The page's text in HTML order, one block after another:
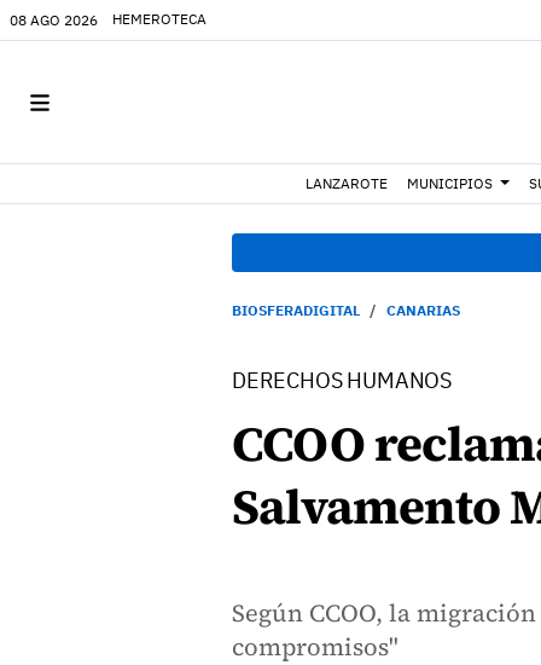
08 AGO 2026 HEMEROTECA
LANZAROTE MUNICIPIOS
BIOSFERADIGITAL CANARIAS
DERECHOS HUMANOS
CCOO
Salvamento
Según CCOO, la
compromisos"